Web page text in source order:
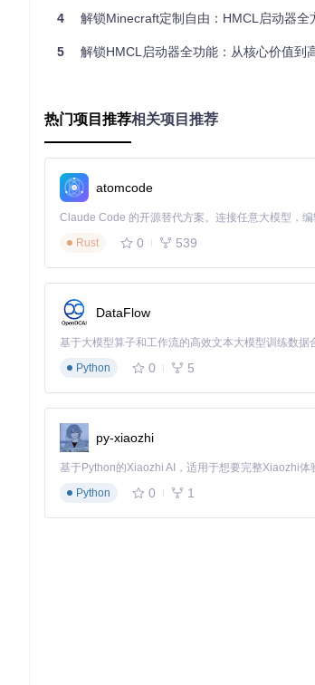
图2：HMCL支持的Minecraft经典版本游戏场景
新手级操作：
等待下载完成后，即可在版本列表中选择并
场景二：Mod管理与冲突排查
对于Mod玩家来说，管理多个Mod并解决冲突
点击"添加"按钮，选择Mod文件进行安装
使用"排序"功能调整Mod加载顺序，解决冲突
启用"冲突检测"功能，自动识别不兼容的
推荐值/自定义范围 ：建议同时启用的Mod数量
场景三：性能优化与启动参数配置
当你遇到游戏卡顿或启动失败的问题时，合理
需求。
在HMCL中选择一个游戏版本，点击"设置"
4 解锁Minecraft定制自由：HMCL启动器全
5 解锁HMCL启动器全功能：从核心价值到
热门项目推荐相关项目推荐
atomcode
Rust
0 539
DataFlow
基于大模型算子和工作流的高效文本大模型训练数据
Python
0 5
py-xiaozhi
Python
0 1